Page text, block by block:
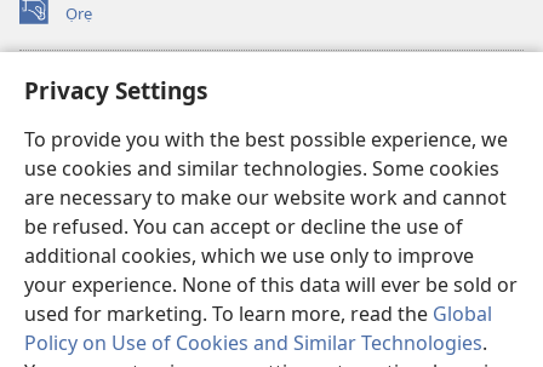
Privacy Settings
To provide you with the best possible experience, we
use cookies and similar technologies. Some cookies
are necessary to make our website work and cannot
be refused. You can accept or decline the use of
additional cookies, which we use only to improve
your experience. None of this data will ever be sold or
used for marketing. To learn more, read the Global
Policy on Use of Cookies and Similar Technologies.
Ọrẹ
(opens
new
ÀKÁ ÌWÉ ORÍ ÍŃTÁNẸ́Ẹ̀TÌ TI Watchtower™
(opens
window)JW Hub
(opens
new
window)JW Library
Watchtower Library ®